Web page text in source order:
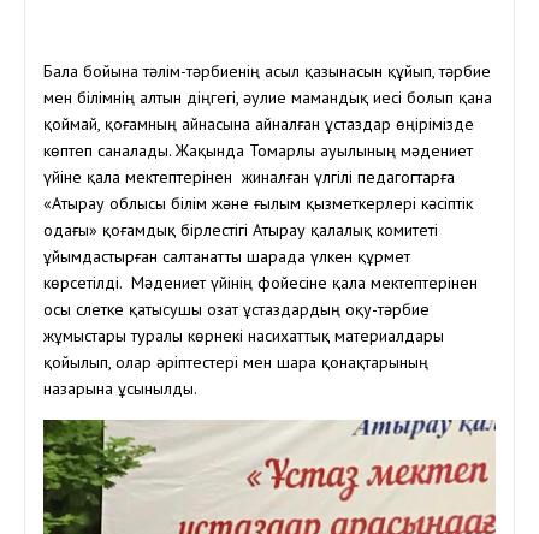
Бала бойына тәлім-тәрбиенің асыл қазынасын құйып, тәрбие
мен білімнің алтын діңгегі, әулие мамандық иесі болып қана
қоймай, қоғамның айнасына айналған ұстаздар өңірімізде
көптеп саналады. Жақында Томарлы ауылының мәдениет
үйіне қала мектептерінен жиналған үлгілі педагогтарға
«Атырау облысы білім және ғылым қызметкерлері кәсіптік
одағы» қоғамдық бірлестігі Атырау қалалық комитеті
ұйымдастырған салтанатты шарада үлкен құрмет
көрсетілді. Мәдениет үйінің фойесіне қала мектептерінен
осы слетке қатысушы озат ұстаздардың оқу-тәрбие
жұмыстары туралы көрнекі насихаттық материалдары
қойылып, олар әріптестері мен шара қонақтарының
назарына ұсынылды.